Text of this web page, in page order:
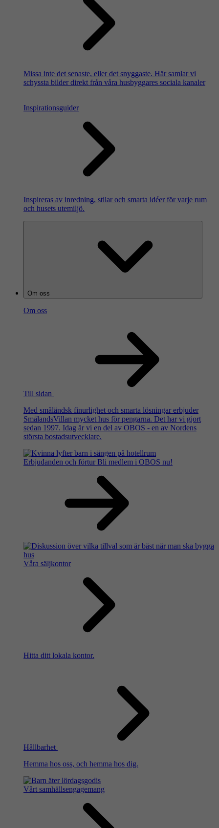
Missa inte det senaste, eller det snyggaste. Här samlar vi
schyssta bilder direkt från våra husbyggares sociala kanaler
Inspirationsguider
Inspireras av inredning, stilar och smarta idéer för varje rum
och husets utemiljö.
Om oss
Om oss
Till sidan
Med småländsk finurlighet och smarta lösningar erbjuder
SmålandsVillan mycket hus för pengarna. Det har vi gjort
sedan 1997. Idag är vi en del av OBOS - en av Nordens
största bostadsutvecklare.
Erbjudanden och förtur Bli medlem i OBOS nu!
Våra säljkontor
Hitta ditt lokala kontor.
Hållbarhet
Hemma hos oss, och hemma hos dig.
Vårt samhällsengagemang